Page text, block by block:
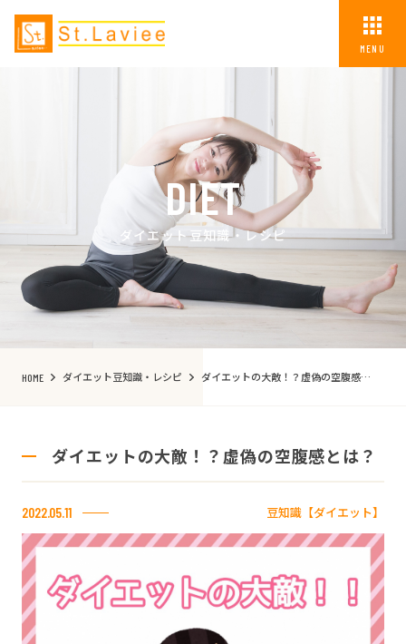
MENU
DIET
ダイエット豆知識・レシピ
HOME ダイエット豆知識・レシピ ダイエットの大敵！？虚偽の空腹感とは？
ダイエットの大敵！？虚偽の空腹感とは？
2022.05.11 豆知識【ダイエット】